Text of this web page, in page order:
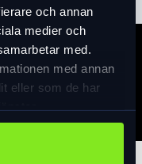
och annan
medier och
med.
med annan
eller som de har